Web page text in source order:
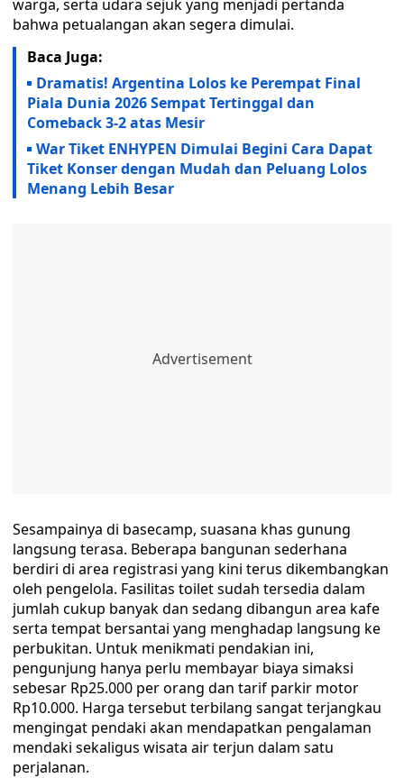
warga, serta udara sejuk yang menjadi pertanda
bahwa petualangan akan segera dimulai.
Baca Juga:
Dramatis! Argentina Lolos ke Perempat Final
Piala Dunia 2026 Sempat Tertinggal dan
Comeback 3-2 atas Mesir
War Tiket ENHYPEN Dimulai Begini Cara Dapat
Tiket Konser dengan Mudah dan Peluang Lolos
Menang Lebih Besar
Sesampainya di basecamp, suasana khas gunung
langsung terasa. Beberapa bangunan sederhana
berdiri di area registrasi yang kini terus dikembangkan
oleh pengelola. Fasilitas toilet sudah tersedia dalam
jumlah cukup banyak dan sedang dibangun area kafe
serta tempat bersantai yang menghadap langsung ke
perbukitan. Untuk menikmati pendakian ini,
pengunjung hanya perlu membayar biaya simaksi
sebesar Rp25.000 per orang dan tarif parkir motor
Rp10.000. Harga tersebut terbilang sangat terjangkau
mengingat pendaki akan mendapatkan pengalaman
mendaki sekaligus wisata air terjun dalam satu
perjalanan.